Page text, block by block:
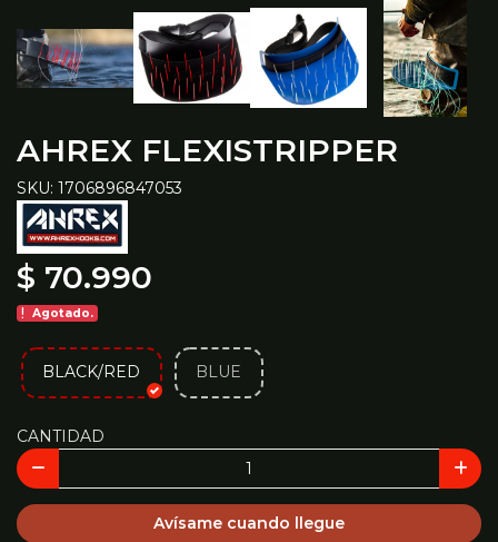
AHREX FLEXISTRIPPER
SKU: 1706896847053
$ 70.990
Agotado.
BLACK/RED BLUE
CANTIDAD
Avísame cuando llegue